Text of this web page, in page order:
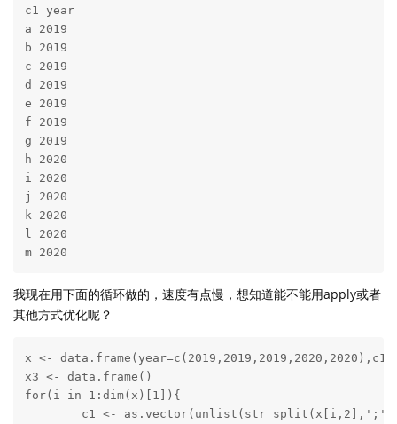
c1 year
a 2019
b 2019
c 2019
d 2019
e 2019
f 2019
g 2019
h 2020
i 2020
j 2020
k 2020
l 2020
m 2020
我现在用下面的循环做的，速度有点慢，想知道能不能用apply或者
其他方式优化呢？
x <-
x3 <- data.frame()
for(i in
c1 <- as.vector(unlist(str_split(x[i,2],';')))